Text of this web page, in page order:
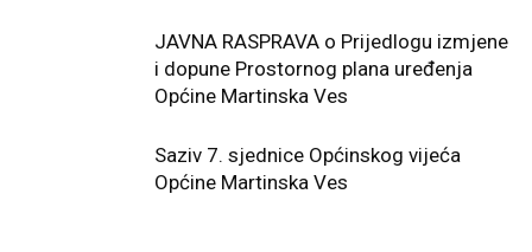
JAVNA RASPRAVA o Prijedlogu izmjene
i dopune Prostornog plana uređenja
Općine Martinska Ves
Saziv 7. sjednice Općinskog vijeća
Općine Martinska Ves